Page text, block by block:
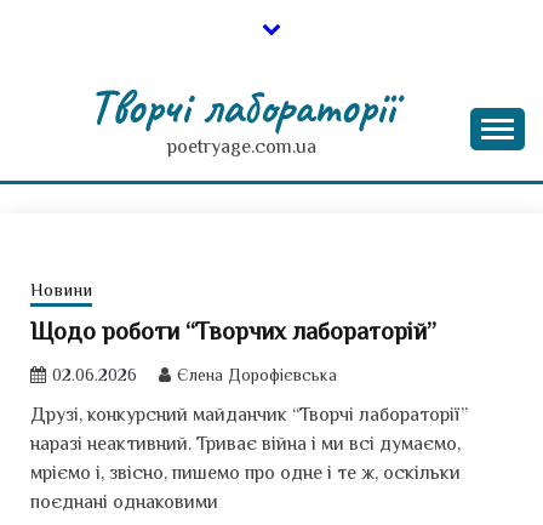
Творчі лабораторії
poetryage.com.ua
Новини
Щодо роботи “Творчих лабораторій”
02.06.2026 Єлена Дорофієвська
Друзі, конкурсний майданчик “Творчі лабораторії”
наразі неактивний. Триває війна і ми всі думаємо,
мріємо і, звісно, пишемо про одне і те ж, оскільки
поєднані однаковими